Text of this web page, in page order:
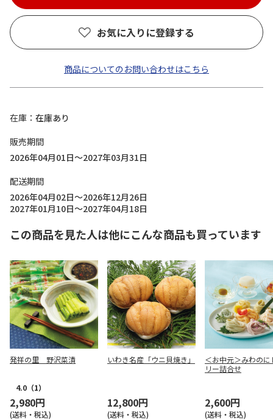
お気に入りに登録する
商品についてのお問い合わせはこちら
在庫
在庫あり
販売期間
2026年04月01日～2027年03月31日
配送期間
2026年04月02日～2026年12月26日
2027年01月10日～2027年04月18日
この商品を見た人は他にこんな商品も買っています
発祥の里 野沢菜漬
4.0 （1）
2,980円
(送料・税込)
いわき名産「ウニ貝焼き」
12,800円
(送料・税込)
＜お中元＞みわのに
リー詰合せ
2,600円
(送料・税込)